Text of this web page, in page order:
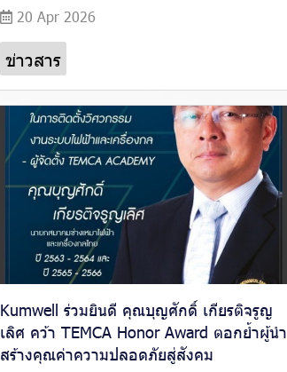
20 Apr 2026
ข่าวสาร
Kumwell ร่วมยินดี คุณบุญศักดิ์ เกียรติจรูญ
เลิศ คว้า TEMCA Honor Award ตอกย้ำผู้นำ
สร้างคุณค่าความปลอดภัยสู่สังคม